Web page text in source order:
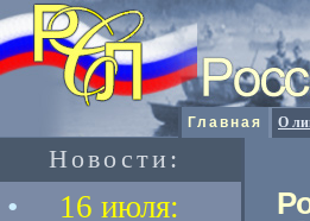
Главная О
Новости:
• 16 июля: